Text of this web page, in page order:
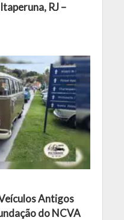
RJ –
Antigos
do NCVA